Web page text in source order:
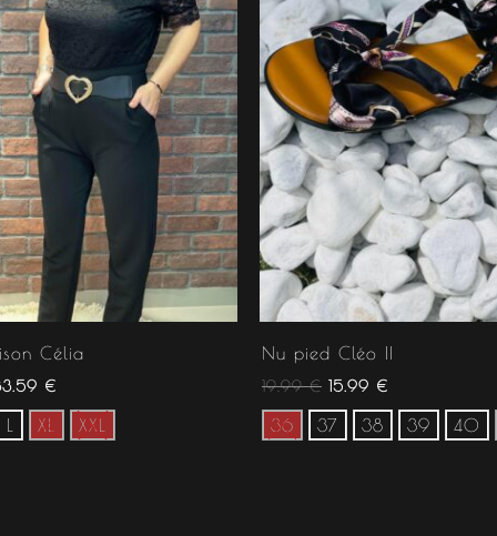
Célia
€
L XL XXL
Nu pied Cléo II
19.99€ 15.99 €
36 37 38 39 40